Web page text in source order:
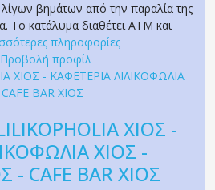
βημάτων από την παραλία της
Το κατάλυμα διαθέτει ΑΤΜ και
πληροφορίες
Προβολή προφίλ
ΧΙΟΣ -
ΧΙΟΣ -
- CAFE BAR ΧΙΟΣ